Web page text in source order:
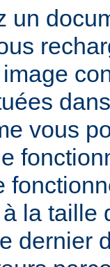
un
vous
la taille
dernier